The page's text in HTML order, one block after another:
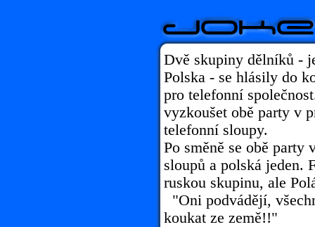
Dvě skupiny dělníků -
Polska - se hlásily do
pro telefonní
vyzkoušet obě party v
telefonní sloupy.
Po směně se obě party
sloupů a polská jeden.
ruskou skupinu, ale
"Oni podvádějí,
koukat ze země!!"